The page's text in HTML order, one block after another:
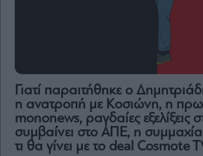
Γιατί παραιτήθηκε ο
η ανατροπή με Κοσιώνη, η
mononews, ραγδαίες εξελίξεις
συμβαίνει στο ΑΠΕ, η
τι θα γίνει με το deal Cosmote